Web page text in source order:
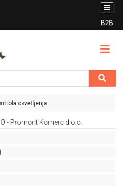
B2B
osvetljenja
- Promont Komerc d.o.o.